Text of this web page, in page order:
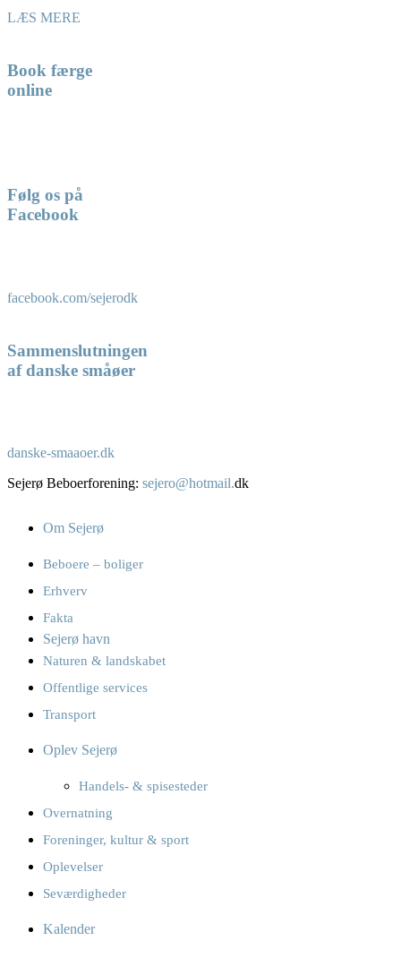
LÆS MERE
Book færge
online
Følg os på
Facebook
facebook.com/sejerodk
Sammenslutningen
af danske småøer
danske-smaaoer.dk
Sejerø Beboerforening: sejero@hotmail.dk
Om Sejerø
Beboere – boliger
Erhverv
Fakta
Sejerø havn
Naturen & landskabet
Offentlige services
Transport
Oplev Sejerø
Handels- & spisesteder
Overnatning
Foreninger, kultur & sport
Oplevelser
Seværdigheder
Kalender